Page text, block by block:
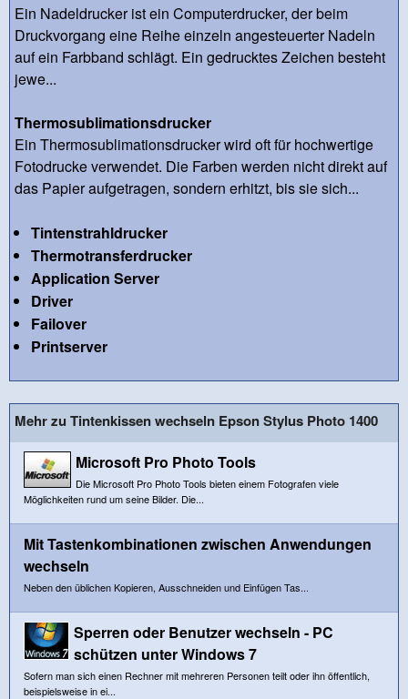
Ein Nadeldrucker ist ein Computerdrucker, der beim
Druckvorgang eine Reihe einzeln angesteuerter Nadeln
auf ein Farbband schlägt. Ein gedrucktes Zeichen besteht
jewe...
Thermosublimationsdrucker
Ein Thermosublimationsdrucker wird oft für hochwertige
Fotodrucke verwendet. Die Farben werden nicht direkt auf
das Papier aufgetragen, sondern erhitzt, bis sie sich...
Tintenstrahldrucker
Thermotransferdrucker
Application Server
Driver
Failover
Printserver
Mehr zu Tintenkissen wechseln Epson Stylus Photo 1400
Microsoft Pro Photo Tools
Die Microsoft Pro Photo Tools bieten einem Fotografen viele
Möglichkeiten rund um seine Bilder. Die...
Mit Tastenkombinationen zwischen Anwendungen
wechseln
Neben den üblichen Kopieren, Ausschneiden und Einfügen Tas...
Sperren oder Benutzer wechseln - PC
schützen unter Windows 7
Sofern man sich einen Rechner mit mehreren Personen teilt oder ihn öffentlich,
beispielsweise in ei...